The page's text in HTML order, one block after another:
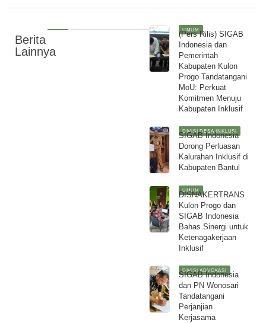
Berita
Lainnya
UMUM
(Pers Rilis) SIGAB
Indonesia dan
Pemerintah
Kabupaten Kulon
Progo Tandatangani
MoU: Perkuat
Komitmen Menuju
Kabupaten Inklusif
DIVISI DESA INKLUSI
SIGAB Indonesia
Dorong Perluasan
Kalurahan Inklusif di
Kabupaten Bantul
UMUM
DISNAKERTRANS
Kulon Progo dan
SIGAB Indonesia
Bahas Sinergi untuk
Ketenagakerjaan
Inklusif
DIVISI ADVOKASI
SIGAB Indonesia
dan PN Wonosari
Tandatangani
Perjanjian
Kerjasama